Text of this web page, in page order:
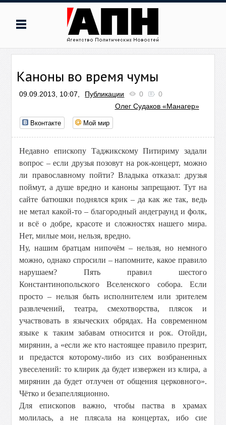
Каноны во время чумы
09.09.2013, 10:07, Публикации 0
0
Олег Судаков «Манагер»
Вконтакте Мой мир
Недавно епископу Таджикскому Питириму задали
вопрос – если друзья позовут на рок-концерт, можно
ли православному пойти? Владыка отказал: друзья
поймут, а душе вредно и каноны запрещают. Тут на
сайте батюшки поднялся крик – да как же так, ведь
не метал какой-то – благородный андеграунд и фолк,
и всё о добре, красоте и сложностях нашего мира.
Нет, милые мои, нельзя, вредно.
Ну, нашим братцам нипочём – нельзя, но немного
можно, однако спросили – напомните, какое правило
нарушаем? Пять правил шестого
Константинопольского Вселенского собора. Если
просто – нельзя быть исполнителем или зрителем
развлечений, театра, смехотворства, плясок и
участвовать в языческих обрядах. На современном
языке к таким забавам относится и рок. Отойди,
мирянин, а «если же кто настоящее правило презрит,
и предастся которому-либо из сих возбраненных
увеселений: то клирик да будет извержен из клира, а
мирянин да будет отлучен от общения церковного».
Чётко и безапелляционно.
Для епископов важно, чтобы паства в храмах
молилась, а не плясала на концертах, ибо сие